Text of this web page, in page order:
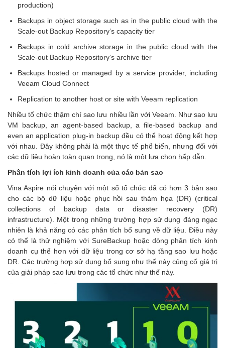
production)
Backups in object storage such as in the public cloud with the
Scale-out Backup Repository’s capacity tier
Backups in cold archive storage in the public cloud with the
Scale-out Backup Repository’s archive tier
Backups hosted or managed by a service provider, including
Veeam Cloud Connect
Replication to another host or site with Veeam replication
Nhiều tổ chức thậm chí sao lưu nhiều lần với Veeam. Như sao lưu
VM backup, an agent-based backup, a file-based backup and
even an application plug-in backup đều có thể hoạt động kết hợp
với nhau. Đây không phải là một thực tế phổ biến, nhưng đối với
các dữ liệu hoàn toàn quan trọng, nó là một lựa chọn hấp dẫn.
Phân tích lợi ích kinh doanh của các bản sao
Vina Aspire nói chuyện với một số tổ chức đã có hơn 3 bản sao
cho các bộ dữ liệu hoặc phục hồi sau thảm họa (DR) (critical
collections of backup data or disaster recovery (DR)
infrastructure). Một trong những trường hợp sử dụng đáng ngạc
nhiên là khả năng có các phân tích bổ sung về dữ liệu. Điều này
có thể là thử nghiệm với SureBackup hoặc dòng phân tích kinh
doanh cụ thể hơn với dữ liệu trong cơ sở hạ tầng sao lưu hoặc
DR. Các trường hợp sử dụng bổ sung như thế này củng cố giá trị
của giải pháp sao lưu trong các tổ chức như thế này.